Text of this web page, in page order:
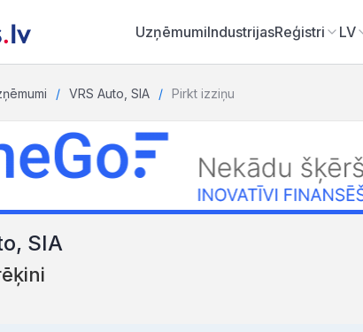
UzņēmumiIndustrijasReģistri LV
VRS Auto, SIA Pirkt izziņu
SIA